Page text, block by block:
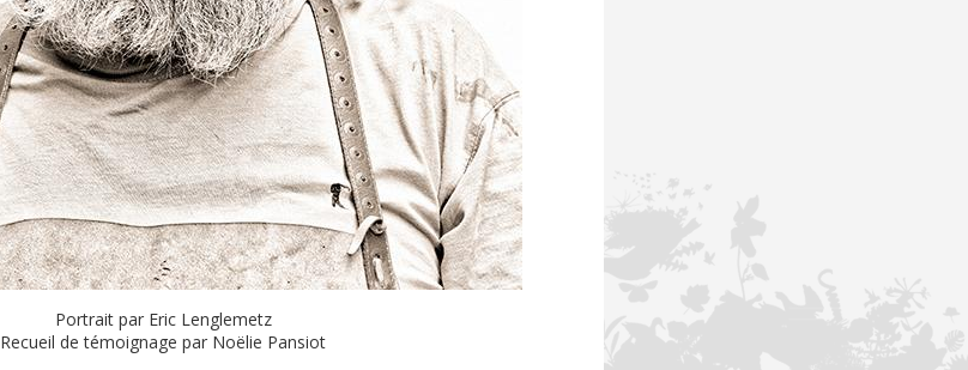
Portrait par Eric Lenglemetz
Recueil de témoignage par Noëlie Pansiot